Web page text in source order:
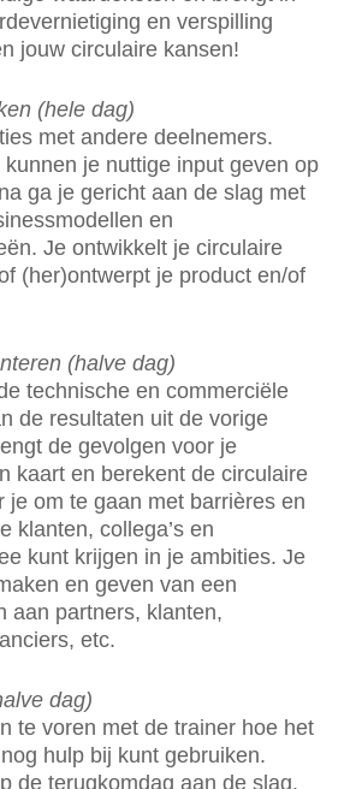
en verspilling
jouw circulaire kansen!
(hele dag)
met andere deelnemers.
je nuttige input geven op
ga je gericht aan de slag met
en
Je ontwikkelt je circulaire
(her)ontwerpt je product en/of
(halve dag)
technische en commerciële
de resultaten uit de vorige
de gevolgen voor je
kaart en berekent de circulaire
je om te gaan met barrières en
klanten, collega’s en
kunt krijgen in je ambities. Je
en geven van een
aan partners, klanten,
etc.
dag)
te voren met de trainer hoe het
hulp bij kunt gebruiken.
de terugkomdag aan de slag.